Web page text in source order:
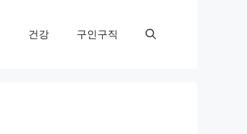
건강 구인구직